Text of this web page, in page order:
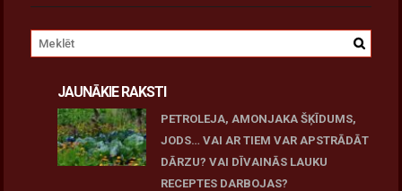
JAUNĀKIE RAKSTI
PETROLEJA, AMONJAKA ŠĶĪDUMS,
JODS… VAI AR TIEM VAR APSTRĀDĀT
DĀRZU? VAI DĪVAINĀS LAUKU
RECEPTES DARBOJAS?